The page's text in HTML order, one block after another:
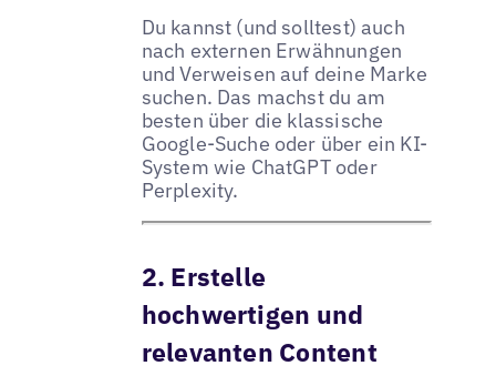
Du kannst (und solltest) auch
nach externen Erwähnungen
und Verweisen auf deine Marke
suchen. Das machst du am
besten über die klassische
Google-Suche oder über ein KI-
System wie ChatGPT oder
Perplexity.
2. Erstelle
hochwertigen und
relevanten Content